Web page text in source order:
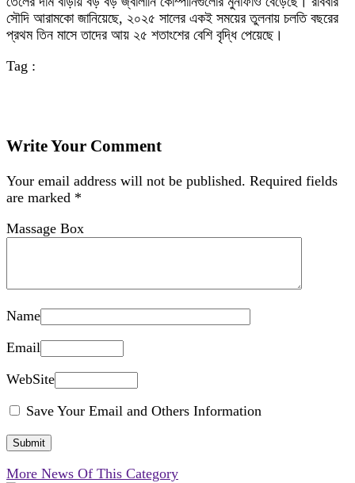
সৌদি আরামকো জানিয়েছে, ২০২৫ সালের একই সময়ের তুলনায় চলতি বছরের
প্রথম তিন মাসে তাদের আয় ২৫ শতাংশের বেশি বৃদ্ধি পেয়েছে।
Tag :
Write Your Comment
Your email address will not be published. Required fields
are marked *
Massage Box
Name
Email
WebSite
Save Your Email and Others Information
More News Of This Category